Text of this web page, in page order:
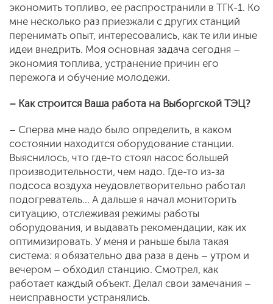
экономить топливо, ее распространили в ТГК-1. Ко
мне несколько раз приезжали с других станций
перенимать опыт, интересовались, как те или иные
идеи внедрить. Моя основная задача сегодня –
экономия топлива, устранение причин его
пережога и обучение молодежи.
– Как строится Ваша работа на Выборгской ТЭЦ?
– Сперва мне надо было определить, в каком
состоянии находится оборудование станции.
Выяснилось, что где-то стоял насос большей
производительности, чем надо. Где-то из-за
подсоса воздуха неудовлетворительно работал
подогреватель… А дальше я начал мониторить
ситуацию, отслеживая режимы работы
оборудования, и выдавать рекомендации, как их
оптимизировать. У меня и раньше была такая
система: я обязательно два раза в день – утром и
вечером – обходил станцию. Смотрел, как
работает каждый объект. Делал свои замечания –
неисправности устранялись.